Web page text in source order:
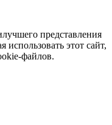
представления
этот сайт,
файлов.